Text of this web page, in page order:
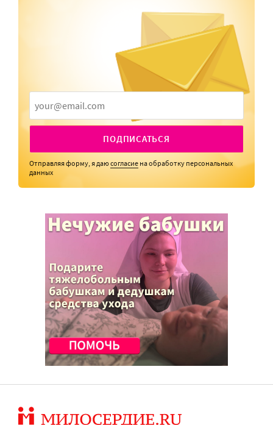
ПОДПИСАТЬСЯ
Отправляя форму, я даюсогласие на обработку персональных
данных